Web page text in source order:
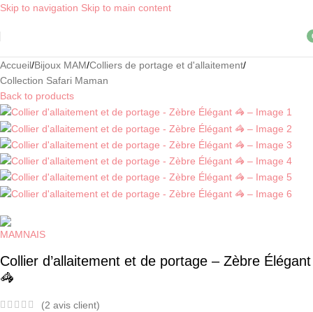
Skip to navigation Skip to main content
Accueil/Bijoux MAM/Colliers de portage et d'allaitement/
Collection Safari Maman
Back to products
Collier d’allaitement et de portage – Zèbre Élégant
🦓
(2 avis client)